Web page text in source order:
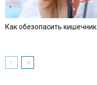
Как обезопасить кишечник